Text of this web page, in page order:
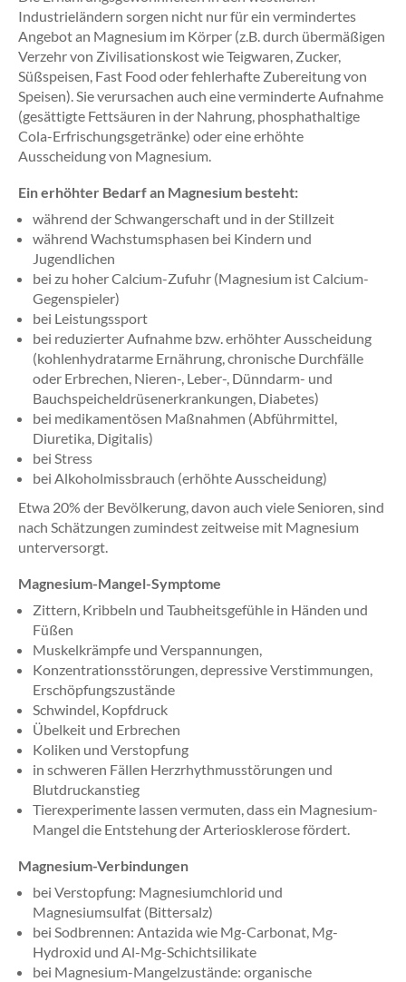
Industrieländern sorgen nicht nur für ein vermindertes
Angebot an Magnesium im Körper (z.B. durch übermäßigen
Verzehr von Zivilisationskost wie Teigwaren, Zucker,
Süßspeisen, Fast Food oder fehlerhafte Zubereitung von
Speisen). Sie verursachen auch eine verminderte Aufnahme
(gesättigte Fettsäuren in der Nahrung, phosphathaltige
Cola-Erfrischungsgetränke) oder eine erhöhte
Ausscheidung von Magnesium.
Ein erhöhter Bedarf an Magnesium besteht:
während der Schwangerschaft und in der Stillzeit
während Wachstumsphasen bei Kindern und
Jugendlichen
bei zu hoher Calcium-Zufuhr (Magnesium ist Calcium-
Gegenspieler)
bei Leistungssport
bei reduzierter Aufnahme bzw. erhöhter Ausscheidung
(kohlenhydratarme Ernährung, chronische Durchfälle
oder Erbrechen, Nieren-, Leber-, Dünndarm- und
Bauchspeicheldrüsenerkrankungen, Diabetes)
bei medikamentösen Maßnahmen (Abführmittel,
Diuretika, Digitalis)
bei Stress
bei Alkoholmissbrauch (erhöhte Ausscheidung)
Etwa 20% der Bevölkerung, davon auch viele Senioren, sind
nach Schätzungen zumindest zeitweise mit Magnesium
unterversorgt.
Magnesium-Mangel-Symptome
Zittern, Kribbeln und Taubheitsgefühle in Händen und
Füßen
Muskelkrämpfe und Verspannungen,
Konzentrationsstörungen, depressive Verstimmungen,
Erschöpfungszustände
Schwindel, Kopfdruck
Übelkeit und Erbrechen
Koliken und Verstopfung
in schweren Fällen Herzrhythmusstörungen und
Blutdruckanstieg
Tierexperimente lassen vermuten, dass ein Magnesium-
Mangel die Entstehung der Arteriosklerose fördert.
Magnesium-Verbindungen
bei Verstopfung: Magnesiumchlorid und
Magnesiumsulfat (Bittersalz)
bei Sodbrennen: Antazida wie Mg-Carbonat, Mg-
Hydroxid und Al-Mg-Schichtsilikate
bei Magnesium-Mangelzustände: organische